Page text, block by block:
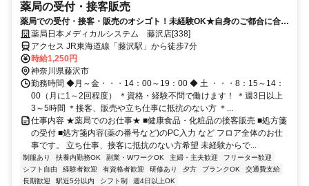
薬局の受付・接客販売
薬局での受付・接客・販売のオシゴト！未経験OK★自身のご都合に合わ
せた働き方が可能です！
薬局日本メディカルシステム 藤沢店[338]
アクセス JR東海道線「藤沢駅」から徒歩7分
時給1,250円
神奈川県藤沢市
勤務時間 ◆月～金・・・14：00～19：00 ◆ 土 ・・・8：15～14：
00（月に1～2回程度） ＊資格・経験不問で働けます！ ＊週3日以上
3～5時間 ＊接客、販売や立ち仕事に抵抗のない方 ＊...
仕事内容 ★薬局でのお仕事★ ■健康食品・化粧品の接客販売 ■処方箋
の受付 ■処方箋内容(薬の番号など)のPC入力 など フロア全体のお仕
事です。 立ち仕事、接客に抵抗のない方希望 未経験からで...
制服あり 扶養内勤務OK 副業・WワークOK 主婦・主夫歓迎
フリーター歓迎
シフト自由
経験者歓迎 有資格者歓迎 研修あり 夕方 ブランクOK
交通費支給
長期歓迎
駅近5分以内 シフト制 週4日以上OK